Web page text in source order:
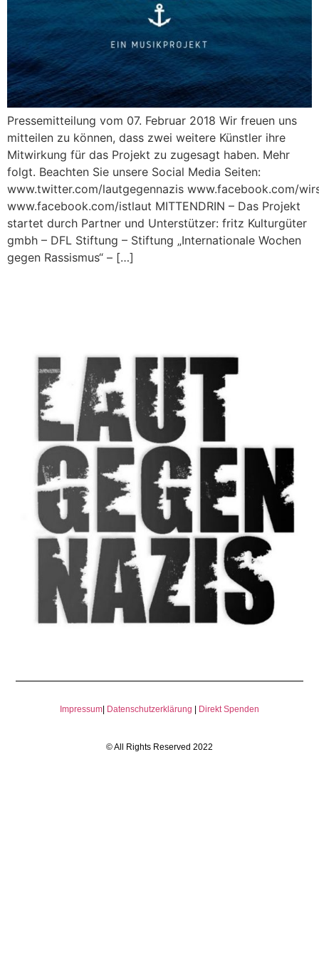
Pressemitteilung vom 07. Februar 2018 Wir freuen uns
mitteilen zu können, dass zwei weitere Künstler ihre
Mitwirkung für das Projekt zu zugesagt haben. Mehr
folgt. Beachten Sie unsere Social Media Seiten:
www.twitter.com/lautgegennazis www.facebook.com/
www.facebook.com/istlaut MITTENDRIN – Das Projekt
startet durch Partner und Unterstützer: fritz Kulturgüter
gmbh – DFL Stiftung – Stiftung „Internationale Wochen
gegen Rassismus“ – […]
Impressum Datenschutzerklärung Direkt Spenden
© All Rights Reserved 2022